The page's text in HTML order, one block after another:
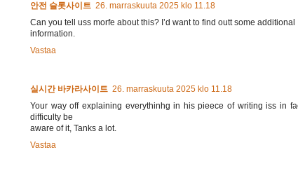
안전 슬롯사이트 26. marraskuuta 2025 klo 11.18
Can you tell uss morfe about this? I’d want to find outt some additional
information.
Vastaa
실시간 바카라사이트 26. marraskuuta 2025 klo 11.18
Your way off explaining everythinhg in his pieece of writing iss in
difficulty be
aware of it, Tanks a lot.
Vastaa